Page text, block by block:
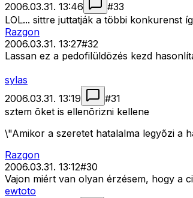
2006.03.31. 13:46
#33
LOL... sittre juttatják a többi konkurenst
Razgon
2006.03.31. 13:27#32
Lassan ez a pedofilüldözés kezd
sylas
2006.03.31. 13:19
#31
sztem õket is ellenõrizni kellene
\"Amikor a szeretet hatalalma legyőzi a
Razgon
2006.03.31. 13:12#30
Vajon miért van olyan érzésem, hogy a
ewtoto